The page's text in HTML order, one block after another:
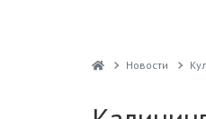
Новости